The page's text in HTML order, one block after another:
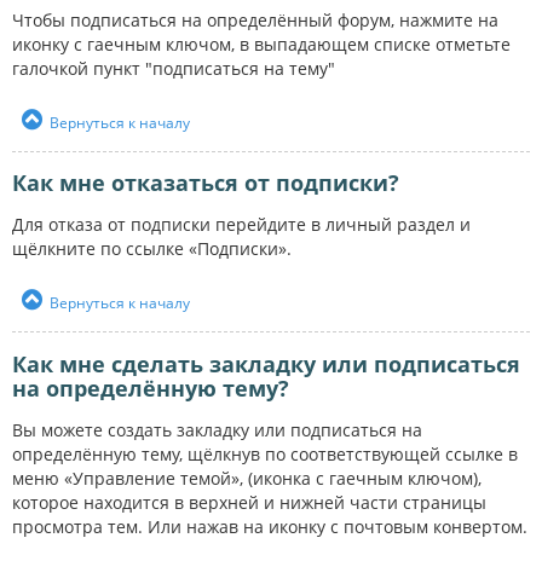
Чтобы подписаться на определённый форум, нажмите на
иконку с гаечным ключом, в выпадающем списке отметьте
галочкой пункт "подписаться на тему"
Вернуться к началу
Как мне отказаться от подписки?
Для отказа от подписки перейдите в личный раздел и
щёлкните по ссылке «Подписки».
Вернуться к началу
Как мне сделать закладку или подписаться
на определённую тему?
Вы можете создать закладку или подписаться на
определённую тему, щёлкнув по соответствующей ссылке в
меню «Управление темой», (иконка с гаечным ключом),
которое находится в верхней и нижней части страницы
просмотра тем. Или нажав на иконку с почтовым конвертом.